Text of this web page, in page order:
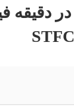
کم 300 دور